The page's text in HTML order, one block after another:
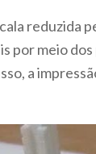
por meio
a